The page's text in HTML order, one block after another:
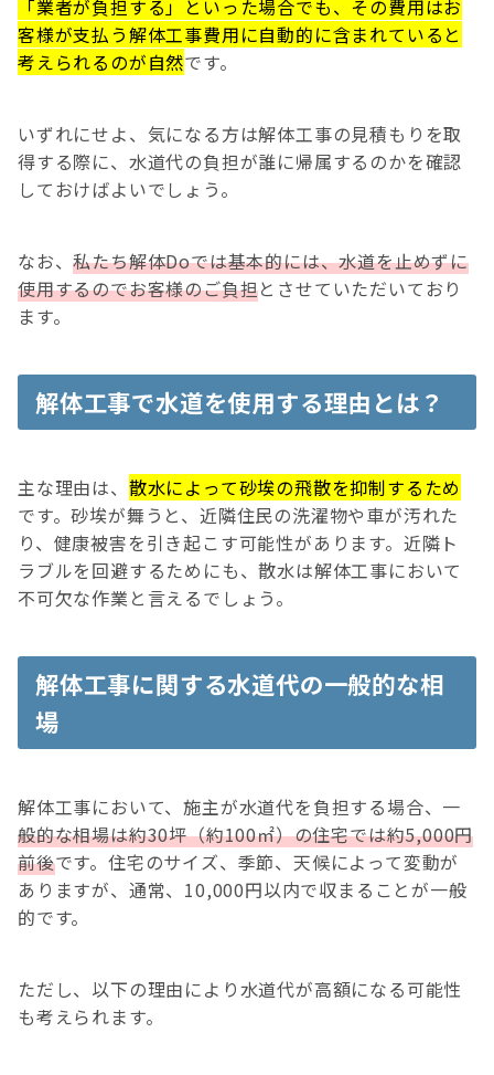
「業者が負担する」といった場合でも、その費用はお
客様が支払う解体工事費用に自動的に含まれていると
考えられるのが自然です。
いずれにせよ、気になる方は解体工事の見積もりを取
得する際に、水道代の負担が誰に帰属するのかを確認
しておけばよいでしょう。
なお、私たち解体Doでは基本的には、水道を止めずに
使用するのでお客様のご負担とさせていただいており
ます。
解体工事で水道を使用する理由とは？
主な理由は、 散水によって砂埃の飛散を抑制するため
です。砂埃が舞うと、近隣住民の洗濯物や車が汚れた
り、健康被害を引き起こす可能性があります。近隣ト
ラブルを回避するためにも、散水は解体工事において
不可欠な作業と言えるでしょう。
解体工事に関する水道代の一般的な相
場
解体工事において、施主が水道代を負担する場合、一
般的な相場は約30坪（約100㎡）の住宅では約5,000円
前後です。住宅のサイズ、季節、天候によって変動が
ありますが、通常、10,000円以内で収まることが一般
的です。
ただし、以下の理由により水道代が高額になる可能性
も考えられます。